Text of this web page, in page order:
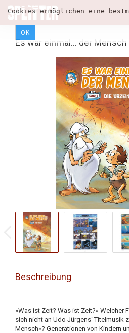
Cookies ermöglichen eine
OK
Es war einmal... der Mensch
Beschreibung
»Was ist Zeit? Was ist Zeit?« Welcher
sich nicht an Udo Jürgens‘ Titelmusik
Mensch«? Generationen von Kindern